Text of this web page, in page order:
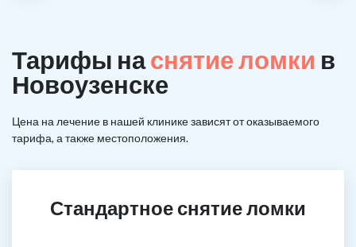
Тарифы наснятие ломки в
Новоузенске
Цена на лечение в нашей клинике зависят от оказываемого
тарифа, а также местоположения.
Стандартное снятие ломки